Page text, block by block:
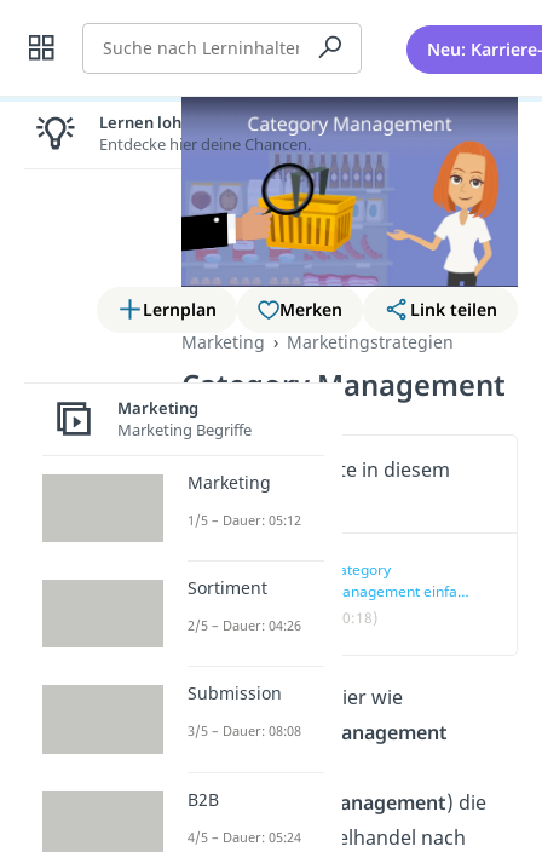
Suche Neu:
Lernplan Merken
Link teilen
Marketing
Marketingstrategien
Category Management
Wichtige Inhalte in diesem
Video
Category
Management einfach
erklärt
(00:18)
Wir erklären dir hier wie
beimCategory Management
Warengruppenmanagement) die
Produkte im Einzelhandel nach
Lernen lohnt sich!
Entdecke hier deine Chancen.
Marketing
Marketing Begriffe
Marketing
1/5 – Dauer: 05:12
Sortiment
2/5 – Dauer: 04:26
Submission
3/5 – Dauer: 08:08
B2B
4/5 – Dauer: 05:24